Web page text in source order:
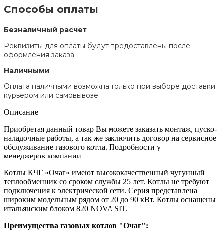
Способы оплаты
Безналичный расчет
Реквизиты для оплаты будут предоставлены после
оформления заказа.
Наличными
Оплата наличными возможна только при выборе доставки
курьером или самовывозе.
Описание
Приобретая данный товар Вы можете заказать монтаж, пуско-
наладочные работы, а так же заключить договор на сервисное
обслуживание газового котла. Подробности у
менеджеров компании.
Котлы КЧГ «Очаг» имеют высококачественный чугунный
теплообменник со сроком службы 25 лет. Котлы не требуют
подключения к электрической сети. Серия представлена
широким модельным рядом от 20 до 90 кВт. Котлы оснащены
итальянским блоком 820 NOVA SIT.
Преимущества газовых котлов "Очаг":